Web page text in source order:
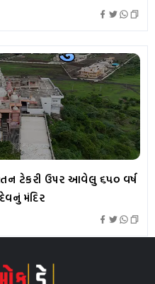
ટેકરી ઉપર આવેલુ ૬૫૦ વર્ષ
મંદિર